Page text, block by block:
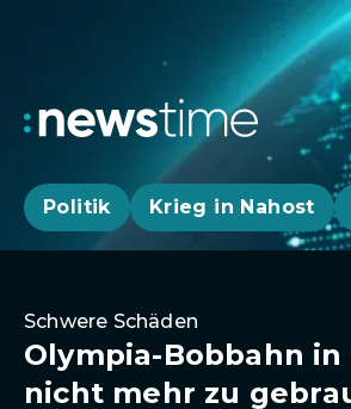
Politik Krieg in Nahost
Schwere Schäden
Olympia-Bobbahn in
nicht mehr zu